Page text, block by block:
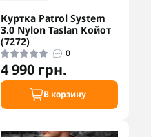
Куртка Patrol System
3.0 Nylon Taslan Койот
(7272)
0
4 990 грн.
В корзину